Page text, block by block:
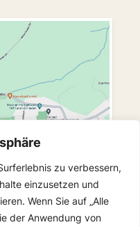
zu verbessern,
einzusetzen und
Wenn Sie auf „Alle
der Anwendung von